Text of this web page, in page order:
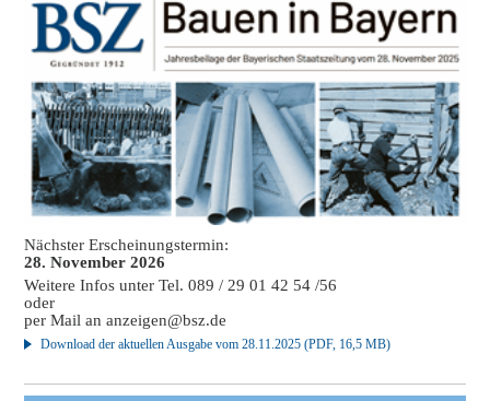
Nächster Erscheinungstermin:
28. November 2026
Weitere Infos unter Tel. 089 / 29 01 42 54 /56
oder
per Mail ananzeigen@bsz.de
Download der aktuellen Ausgabe vom 28.11.2025 (PDF, 16,5 MB)